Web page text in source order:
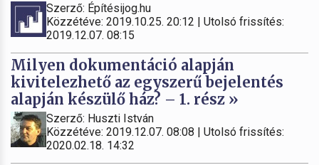
Szerző: Építésijog.hu
Közzétéve: 2019.10.25. 20:12 | Utolsó frissítés:
2019.12.07. 08:15
Milyen dokumentáció alapján
kivitelezhető az egyszerű bejelentés
alapján készülő ház? – 1. rész »
Szerző: Huszti István
Közzétéve: 2019.12.07. 08:08 | Utolsó frissítés:
2020.02.18. 14:32